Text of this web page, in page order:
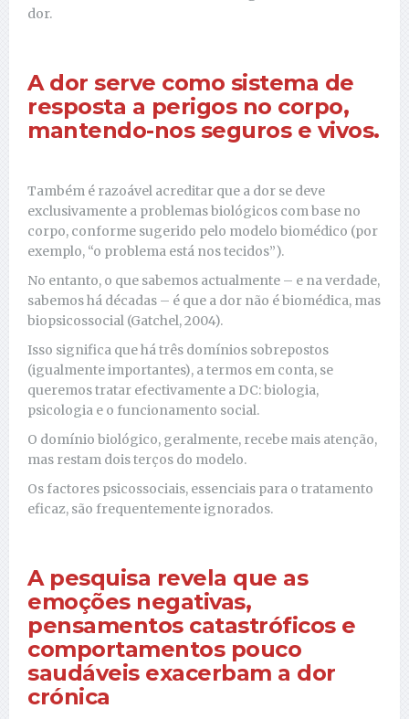
dor.
A dor serve como sistema de
resposta a perigos no corpo,
mantendo-nos seguros e vivos.
Também é razoável acreditar que a dor se deve
exclusivamente a problemas biológicos com base no
corpo, conforme sugerido pelo modelo biomédico (por
exemplo, “o problema está nos tecidos”).
No entanto, o que sabemos actualmente – e na verdade,
sabemos há décadas – é que a dor não é biomédica, mas
biopsicossocial (Gatchel, 2004).
Isso significa que há três domínios sobrepostos
(igualmente importantes), a termos em conta, se
queremos tratar efectivamente a DC: biologia,
psicologia e o funcionamento social.
O domínio biológico, geralmente, recebe mais atenção,
mas restam dois terços do modelo.
Os factores psicossociais, essenciais para o tratamento
eficaz, são frequentemente ignorados.
A pesquisa revela que as
emoções negativas,
pensamentos catastróficos e
comportamentos pouco
saudáveis exacerbam a dor
crónica